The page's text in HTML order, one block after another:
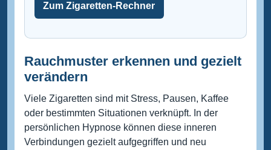
Zum Zigaretten-Rechner
Rauchmuster erkennen und gezielt
verändern
Viele Zigaretten sind mit Stress, Pausen, Kaffee
oder bestimmten Situationen verknüpft. In der
persönlichen Hypnose können diese inneren
Verbindungen gezielt aufgegriffen und neu